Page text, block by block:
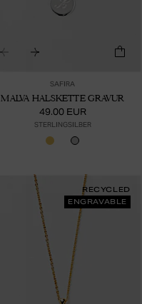
SAFIRA
MALVA HALSKETTE GRAVUR
49.00 EUR
STERLINGSILBER
RECYCLED
ENGRAVABLE